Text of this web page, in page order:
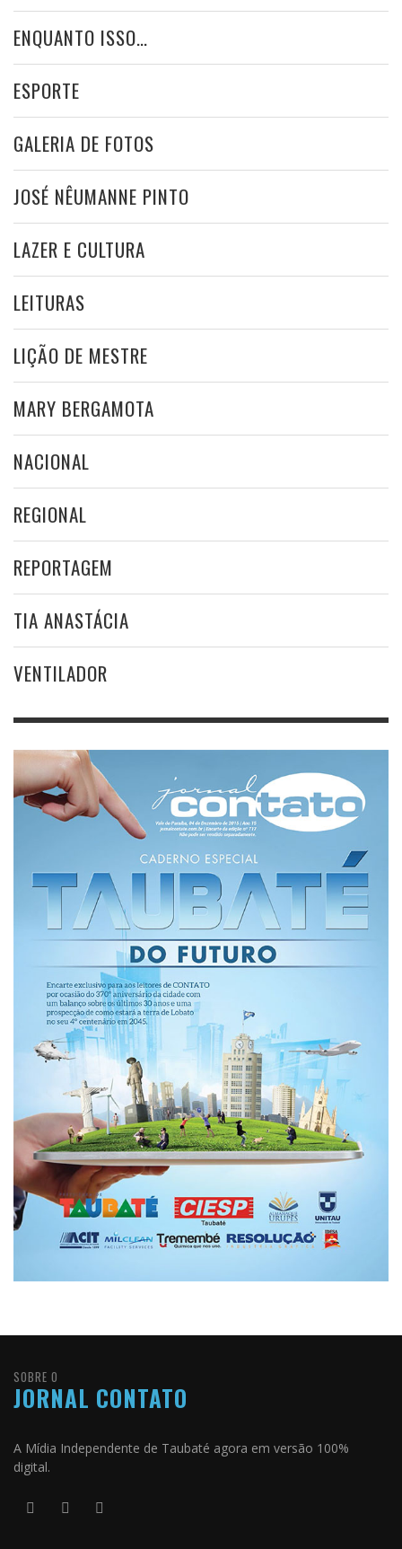
ENQUANTO ISSO…
ESPORTE
GALERIA DE FOTOS
JOSÉ NÊUMANNE PINTO
LAZER E CULTURA
LEITURAS
LIÇÃO DE MESTRE
MARY BERGAMOTA
NACIONAL
REGIONAL
REPORTAGEM
TIA ANASTÁCIA
VENTILADOR
SOBRE O
JORNAL CONTATO
A Mídia Independente de Taubaté agora em versão 100%
digital.